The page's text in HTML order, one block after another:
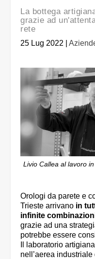
La bottega
grazie ad
rete
25 Lug 2022 |
Livio Callea al lavoro in
Orologi da parete e
Trieste arrivano in
infinite
grazie ad una
potrebbe essere
Il laboratorio
nell’aerea